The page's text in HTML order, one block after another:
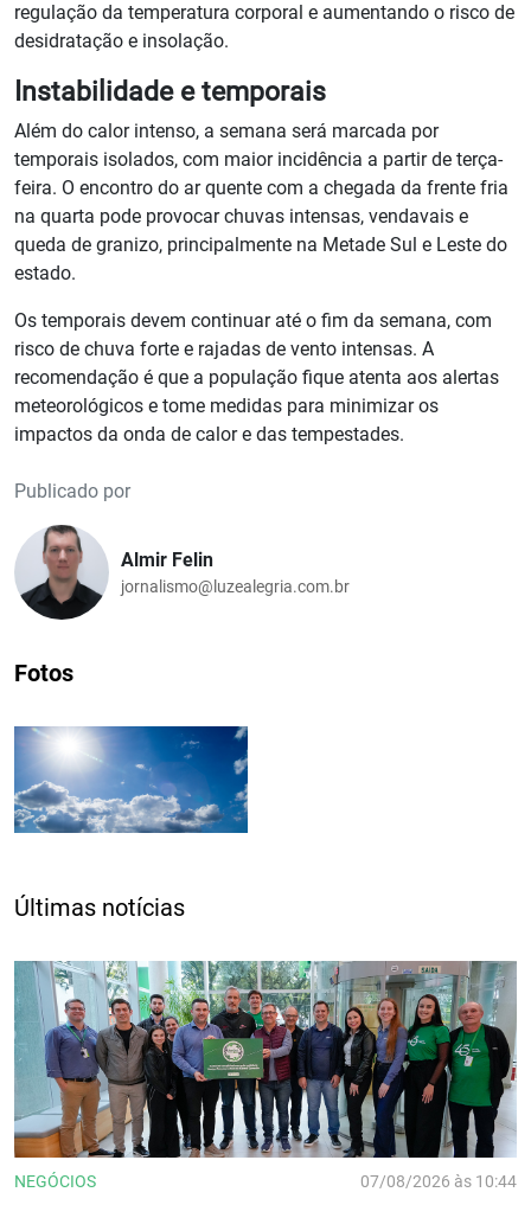
regulação da temperatura corporal e aumentando o risco de
desidratação e insolação.
Instabilidade e temporais
Além do calor intenso, a semana será marcada por
temporais isolados, com maior incidência a partir de terça-
feira. O encontro do ar quente com a chegada da frente fria
na quarta pode provocar chuvas intensas, vendavais e
queda de granizo, principalmente na Metade Sul e Leste do
estado.
Os temporais devem continuar até o fim da semana, com
risco de chuva forte e rajadas de vento intensas. A
recomendação é que a população fique atenta aos alertas
meteorológicos e tome medidas para minimizar os
impactos da onda de calor e das tempestades.
Publicado por
Almir Felin
jornalismo@luzealegria.com.br
Fotos
Últimas notícias
NEGÓCIOS 07/08/2026 às 10:44